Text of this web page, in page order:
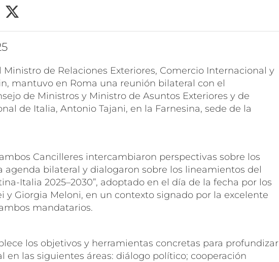
Ministro de Relaciones Exteriores, Comercio Internacional y
mantuvo en Roma una reunión bilateral con el
de Ministros y Ministro de Asuntos Exteriores y de
de Italia, Antonio Tajani, en la Farnesina, sede de la
Cancilleres intercambiaron perspectivas sobre los
agenda bilateral y dialogaron sobre los lineamientos del
Italia 2025–2030”, adoptado en el día de la fecha por los
y Giorgia Meloni, en un contexto signado por la excelente
mandatarios.
los objetivos y herramientas concretas para profundizar
en las siguientes áreas: diálogo político; cooperación